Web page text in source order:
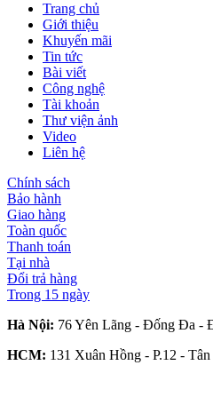
Trang chủ
Giới thiệu
Khuyến mãi
Tin tức
Bài viết
Công nghệ
Tài khoản
Thư viện ảnh
Video
Liên hệ
Chính sách
Bảo hành
Giao hàng
Toàn quốc
Thanh toán
Tại nhà
Đổi trả hàng
Trong 15 ngày
Hà Nội: 76 Yên Lãng - Đống Đa -
HCM: 131 Xuân Hồng - P.12 -